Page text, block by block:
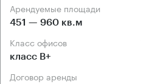
Арендуемые площади
451 — 960 кв.м
Класс офисов
класс B+
Договор аренды